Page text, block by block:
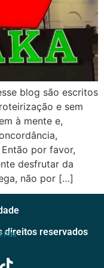
blog são escritos
e sem
à mente e,
por favor,
desfrutar da
não por […]
direitos reservados
Pita